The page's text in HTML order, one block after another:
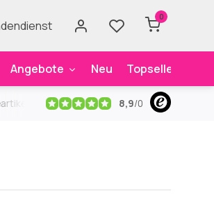
0
Angebote Neu Topseller
Kostenloser Versandab 59€
8,9/0